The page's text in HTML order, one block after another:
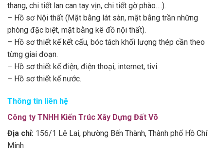
thang, chi tiết lan can tay vịn, chi tiết gờ phào….).
– Hồ sơ Nội thất (Mặt bằng lát sàn, mặt bằng trần những
phòng đặc biệt, mặt bằng kê đồ nội thất).
– Hồ sơ thiết kế kết cấu, bóc tách khối lượng thép cần theo
từng giai đoạn.
– Hồ sơ thiết kế điện, điện thoại, internet, tivi.
– Hồ sơ thiết kế nước.
Thông tin liên hệ
Công ty TNHH Kiến Trúc Xây Dựng Đất Võ
Địa chỉ: 156/1 Lê Lai, phường Bến Thành, Thành phố Hồ Chí
Minh